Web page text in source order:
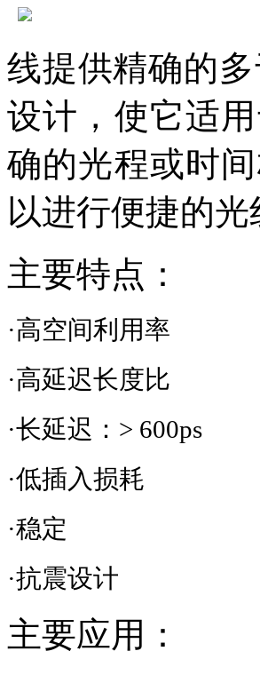
线提供精确的
设计，使它适
确的光程或时
以进行便捷的光
主要特点：
·高空间利用率
·高延迟长度比
·长延迟： > 600ps
·低插入损耗
·稳定
·抗震设计
主要应用：